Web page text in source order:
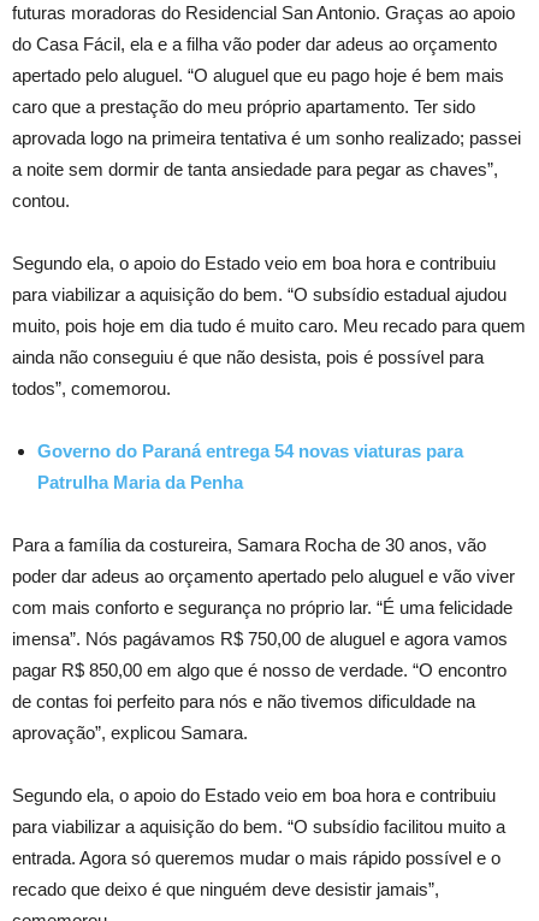
futuras moradoras do Residencial San Antonio. Graças ao apoio
do Casa Fácil, ela e a filha vão poder dar adeus ao orçamento
apertado pelo aluguel. “O aluguel que eu pago hoje é bem mais
caro que a prestação do meu próprio apartamento. Ter sido
aprovada logo na primeira tentativa é um sonho realizado; passei
a noite sem dormir de tanta ansiedade para pegar as chaves”,
contou.
Segundo ela, o apoio do Estado veio em boa hora e contribuiu
para viabilizar a aquisição do bem. “O subsídio estadual ajudou
muito, pois hoje em dia tudo é muito caro. Meu recado para quem
ainda não conseguiu é que não desista, pois é possível para
todos”, comemorou.
Governo do Paraná entrega 54 novas viaturas para
Patrulha Maria da Penha
Para a família da costureira, Samara Rocha de 30 anos, vão
poder dar adeus ao orçamento apertado pelo aluguel e vão viver
com mais conforto e segurança no próprio lar. “É uma felicidade
imensa”. Nós pagávamos R$ 750,00 de aluguel e agora vamos
pagar R$ 850,00 em algo que é nosso de verdade. “O encontro
de contas foi perfeito para nós e não tivemos dificuldade na
aprovação”, explicou Samara.
Segundo ela, o apoio do Estado veio em boa hora e contribuiu
para viabilizar a aquisição do bem. “O subsídio facilitou muito a
entrada. Agora só queremos mudar o mais rápido possível e o
recado que deixo é que ninguém deve desistir jamais”,